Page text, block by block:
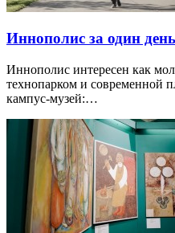
Иннополис за один
Иннополис интересен как
технопарком и современной
кампус-музей:…